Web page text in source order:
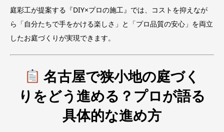
庭彩工が提案する『DIY×プロの施工』では、コストを抑えなが
ら「自分たちで手をかける楽しさ」と「プロ品質の安心」を両立
したお庭づくりが実現できます。
名古屋で狭小地の庭づく
りをどう進める？プロが語る
具体的な進め方